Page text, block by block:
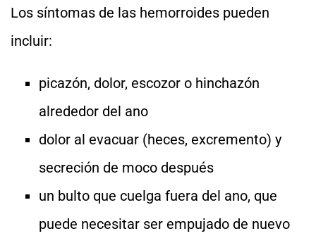
Los síntomas de las hemorroides pueden
incluir:
picazón, dolor, escozor o hinchazón
alrededor del ano
dolor al evacuar (heces, excremento) y
secreción de moco después
un bulto que cuelga fuera del ano, que
puede necesitar ser empujado de nuevo